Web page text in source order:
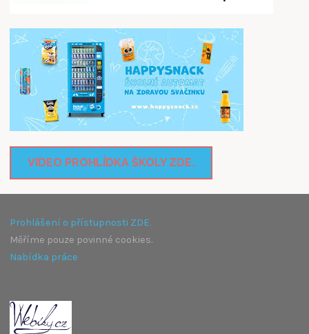
VIDEO PROHLÍDKA ŠKOLY ZDE.
Prohlášení o přístupnosti ZDE.
Měříme pouze povinné cookies.
Nabídka práce